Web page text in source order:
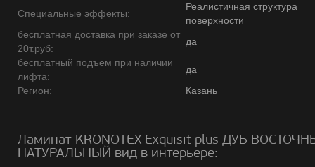
Специальные эффекты:
Реалистичная структура
поверхности
бесплатная доставка при заказе от
20т.руб:
да
бесплатный подъем при наличии
лифта:
да
Регион:
Казань
Ламинат KRONOTEX Exquisit plus ДУБ
НАТУРАЛЬНЫЙ вид в интерьере: